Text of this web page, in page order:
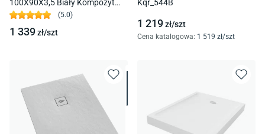
100X90X3,5 Biały Kompozyt
3Sp.P1P-90100/B/St-M1/B/St
(5.0)
1 339zł/szt
Kqr_544B
1 219zł/szt
Cena katalogowa: 1 519 zł/szt